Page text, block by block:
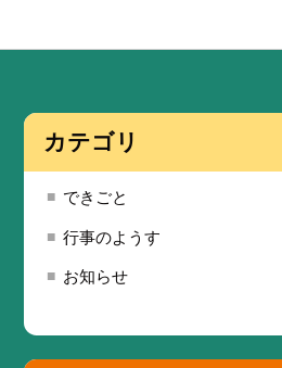
カテゴリ
できごと
行事のようす
お知らせ